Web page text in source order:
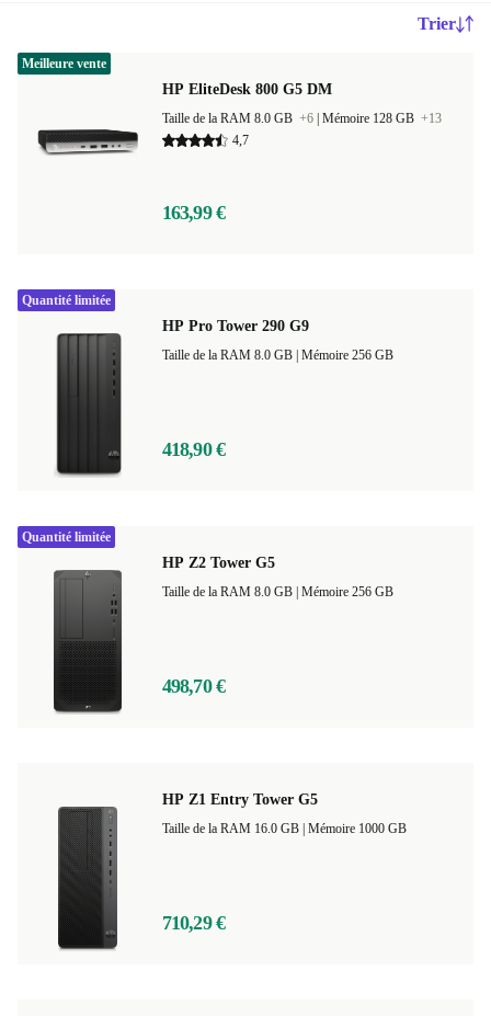
Trier
HP EliteDesk 800 G5 DM
Taille de la RAM 8.0 GB +6 Mémoire 128 GB +13
4,7
163,99 €
Meilleure vente
HP Pro Tower 290 G9
Mémoire 256 GB
418,90 €
Quantité limitée
HP Z2 Tower G5
Mémoire 256 GB
498,70 €
Quantité limitée
HP Z1 Entry Tower G5
Mémoire 1000 GB
710,29 €